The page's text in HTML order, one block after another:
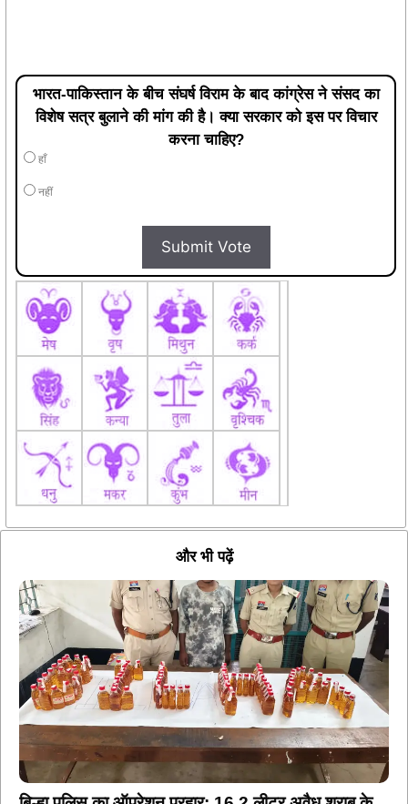
करना चाहिए?
हाँ
और भी पढ़ें
बिल्हा पुलिस का ऑपरेशन प्रहार: 16.2 लीटर अवैध शराब के
साथ दो आरोपी गिरफ्तार, स्कूटी भी जब्त